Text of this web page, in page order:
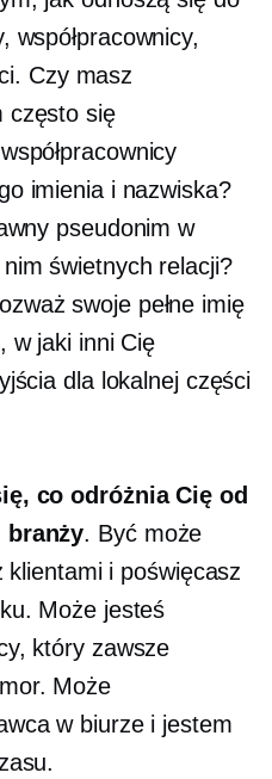
współpracownicy,
Czy masz
często się
imienia i nazwiska?
pseudonim w
świetnych relacji?
swoje pełne imię
w jaki inni Cię
dla lokalnej części
co odróżnia Cię od
branży. Być może
i poświęcasz
Może jesteś
który zawsze
Może
w biurze i jestem